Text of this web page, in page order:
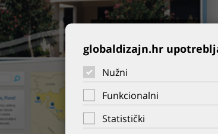
globaldizajn.hr
Nužni
Funkcionalni
Statistički